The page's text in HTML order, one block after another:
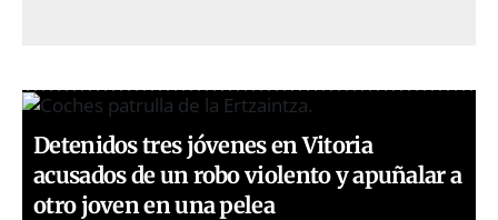
Detenidos tres jóvenes en Vitoria
acusados de un robo violento y apuñalar a
otro joven en una pelea